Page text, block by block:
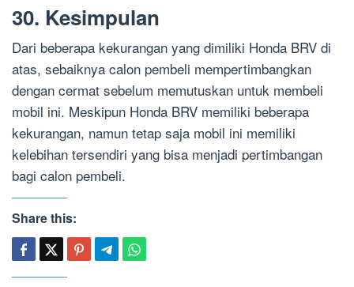
30. Kesimpulan
Dari beberapa kekurangan yang dimiliki Honda BRV di
atas, sebaiknya calon pembeli mempertimbangkan
dengan cermat sebelum memutuskan untuk membeli
mobil ini. Meskipun Honda BRV memiliki beberapa
kekurangan, namun tetap saja mobil ini memiliki
kelebihan tersendiri yang bisa menjadi pertimbangan
bagi calon pembeli.
Share this: